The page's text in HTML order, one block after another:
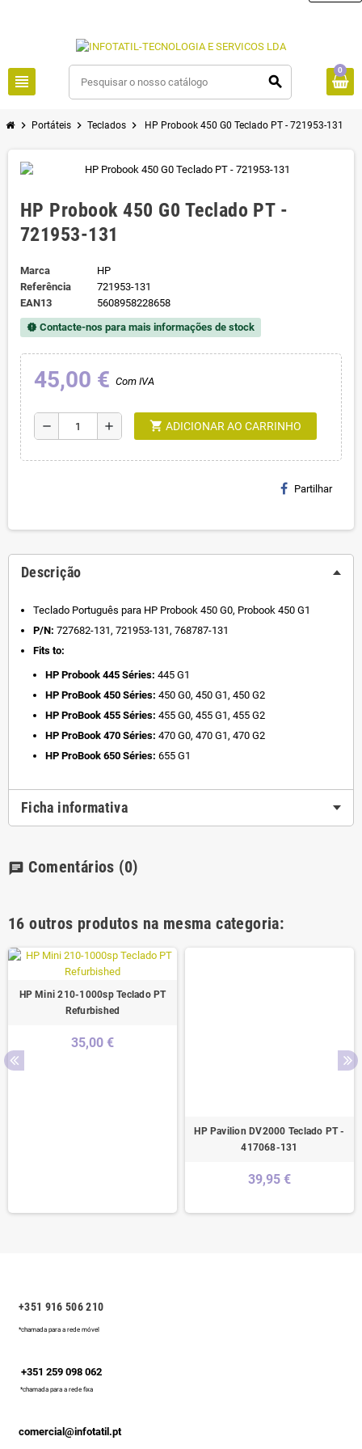
view_headline search
0
chevron_right Portáteis chevron_right Teclados chevron_right HP Probook 450 G0 Teclado PT - 721953-131
HP Probook 450 G0 Teclado PT -
721953-131
Marca
HP
Referência
721953-131
EAN13
5608958228658
new_releases Contacte-nos para mais informações de stock
45,00 € Com IVA
remove add shopping_cart ADICIONAR AO CARRINHO
Partilhar
Descrição
Teclado Português para HP Probook 450 G0, Probook 450 G1
P/N: 727682-131, 721953-131, 768787-131
Fits to:
HP Probook 445 Séries: 445 G1
HP ProBook 450 Séries: 450 G0, 450 G1, 450 G2
HP ProBook 455 Séries: 455 G0, 455 G1, 455 G2
HP ProBook 470 Séries: 470 G0, 470 G1, 470 G2
HP ProBook 650 Séries: 655 G1
Ficha informativa
chat Comentários (0)
16 outros produtos na mesma categoria:
HP Mini 210-1000sp Teclado PT
Refurbished
35,00 €
HP Pavilion DV2000 Teclado PT -
417068-131
39,95 €
+351 916 506 210
*chamada para a rede móvel
+351 259 098 062
*chamada para a rede fixa
comercial@infotatil.pt